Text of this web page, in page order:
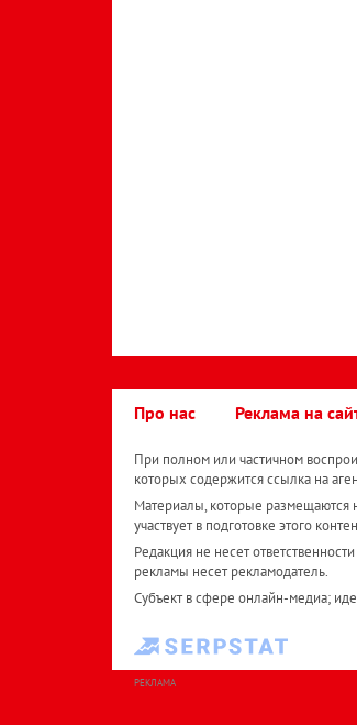
Про нас Реклама на
При полном или частичном
которых содержится ссылка на
Материалы, которые размещаются
участвует в подготовке этого
Редакция не несет
рекламы несет рекламодатель.
Субъект в сфере онлайн-медиа;
РЕКЛАМА